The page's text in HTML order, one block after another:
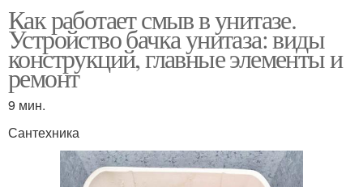
Как работает смыв в унитазе.
Устройство бачка унитаза: виды
конструкций, главные элементы и
ремонт
9 мин.
Сантехника